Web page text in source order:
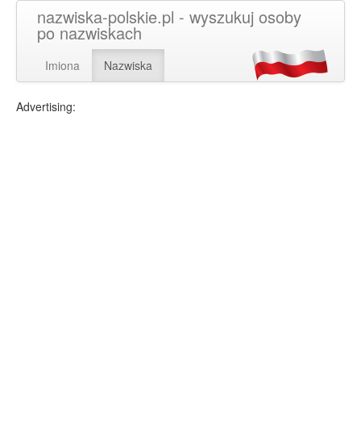
nazwiska-polskie.pl - wyszukuj osoby
po nazwiskach
Imiona Nazwiska
Advertising: